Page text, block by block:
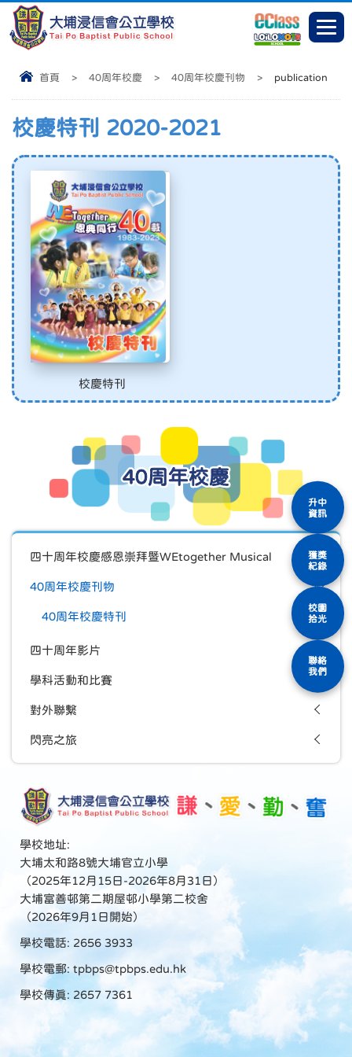
首頁 > 40周年校慶 > 40周年校慶刊物 > publication
校慶特刊 2020-2021
校慶特刊
40周年校慶
四十周年校慶感恩崇拜暨WEtogether Musical
40周年校慶刊物
40周年校慶特刊
四十周年影片
學科活動和比賽
對外聯繫
閃亮之旅
學校地址:
大埔太和路8號大埔官立小學
（2025年12月15日-2026年8月31日）
大埔富善邨第二期屋邨小學第二校舍
（2026年9月1日開始）
學校電話: 2656 3933
學校電郵: tpbps@tpbps.edu.hk
學校傳真: 2657 7361
升中
資訊
獲獎
紀錄
校園
拾光
聯絡
我們